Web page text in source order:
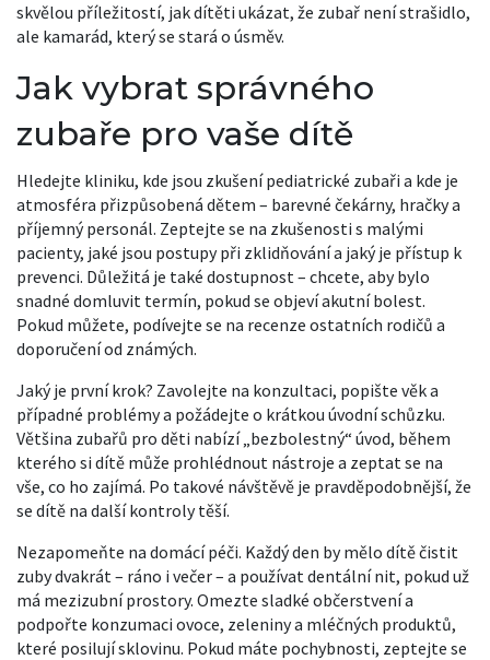
skvělou příležitostí, jak dítěti ukázat, že zubař není strašidlo,
ale kamarád, který se stará o úsměv.
Jak vybrat správného
zubaře pro vaše dítě
Hledejte kliniku, kde jsou zkušení pediatrické zubaři a kde je
atmosféra přizpůsobená dětem – barevné čekárny, hračky a
příjemný personál. Zeptejte se na zkušenosti s malými
pacienty, jaké jsou postupy při zklidňování a jaký je přístup k
prevenci. Důležitá je také dostupnost – chcete, aby bylo
snadné domluvit termín, pokud se objeví akutní bolest.
Pokud můžete, podívejte se na recenze ostatních rodičů a
doporučení od známých.
Jaký je první krok? Zavolejte na konzultaci, popište věk a
případné problémy a požádejte o krátkou úvodní schůzku.
Většina zubařů pro děti nabízí „bezbolestný“ úvod, během
kterého si dítě může prohlédnout nástroje a zeptat se na
vše, co ho zajímá. Po takové návštěvě je pravděpodobnější, že
se dítě na další kontroly těší.
Nezapomeňte na domácí péči. Každý den by mělo dítě čistit
zuby dvakrát – ráno i večer – a používat dentální nit, pokud už
má mezizubní prostory. Omezte sladké občerstvení a
podpořte konzumaci ovoce, zeleniny a mléčných produktů,
které posilují sklovinu. Pokud máte pochybnosti, zeptejte se